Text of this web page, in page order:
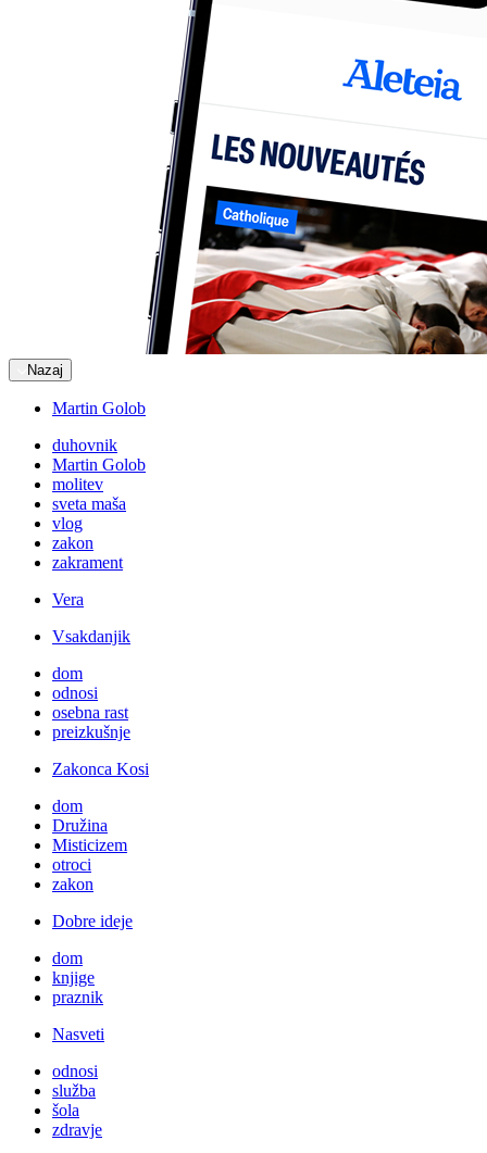
Nazaj
Martin Golob
duhovnik
Martin Golob
molitev
sveta maša
vlog
zakon
zakrament
Vera
Vsakdanjik
dom
odnosi
osebna rast
preizkušnje
Zakonca Kosi
dom
Družina
Misticizem
otroci
zakon
Dobre ideje
dom
knjige
praznik
Nasveti
odnosi
služba
šola
zdravje